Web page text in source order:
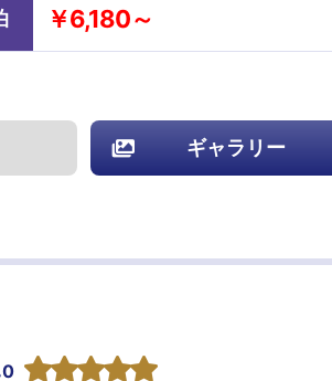
￥6,180～
ギャラリー
0